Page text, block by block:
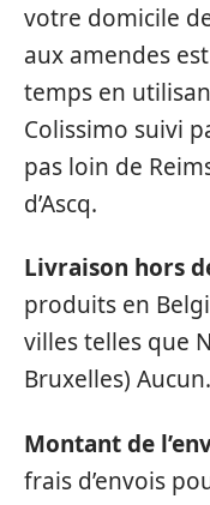
votre domicile
aux amendes
temps en
Colissimo suivi
pas loin de
d’Ascq.
Livraison hors
produits en
villes telles que
Bruxelles) Aucun.
Montant de
frais d’envois